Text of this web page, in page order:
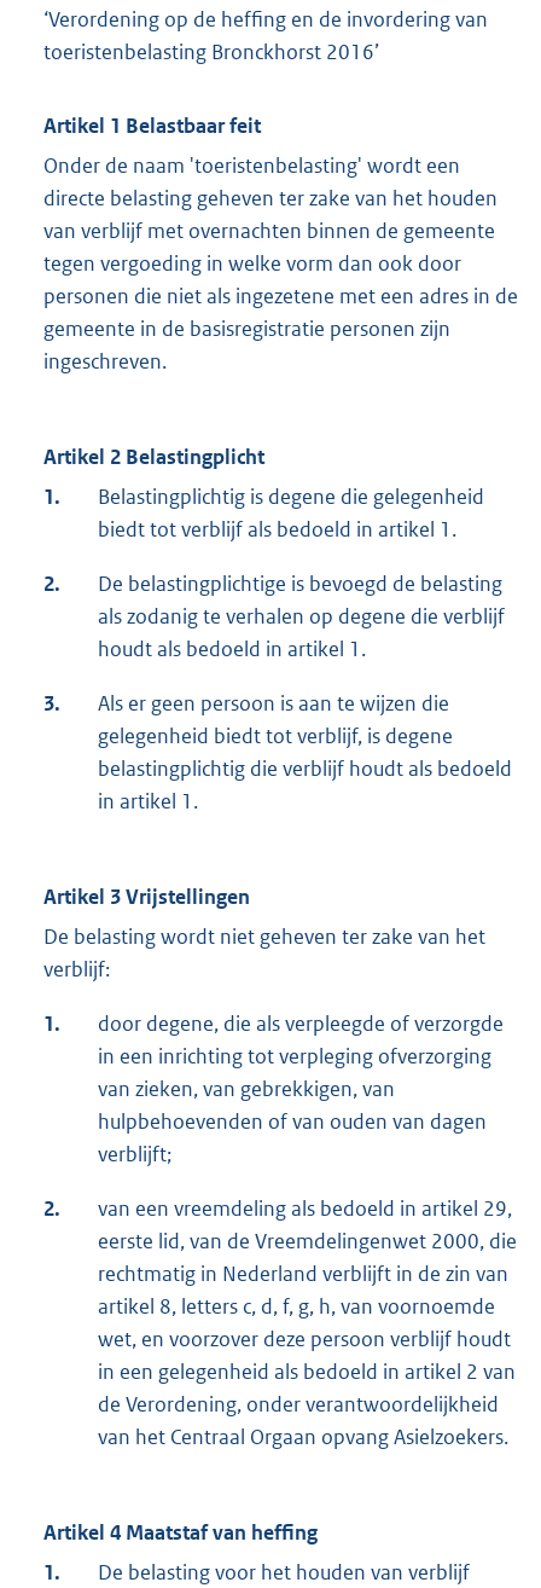
‘Verordening op de heffing en de invordering van
toeristenbelasting Bronckhorst 2016’
Artikel 1 Belastbaar feit
Onder de naam 'toeristenbelasting' wordt een
directe belasting geheven ter zake van het houden
van verblijf met overnachten binnen de gemeente
tegen vergoeding in welke vorm dan ook door
personen die niet als ingezetene met een adres in de
gemeente in de basisregistratie personen zijn
ingeschreven.
Artikel 2 Belastingplicht
1.
Belastingplichtig is degene die gelegenheid
biedt tot verblijf als bedoeld in artikel 1.
2.
De belastingplichtige is bevoegd de belasting
als zodanig te verhalen op degene die verblijf
houdt als bedoeld in artikel 1.
3.
Als er geen persoon is aan te wijzen die
gelegenheid biedt tot verblijf, is degene
belastingplichtig die verblijf houdt als bedoeld
in artikel 1.
Artikel 3 Vrijstellingen
De belasting wordt niet geheven ter zake van het
verblijf:
1.
door degene, die als verpleegde of verzorgde
in een inrichting tot verpleging ofverzorging
van zieken, van gebrekkigen, van
hulpbehoevenden of van ouden van dagen
verblijft;
2.
van een vreemdeling als bedoeld in artikel 29,
eerste lid, van de Vreemdelingenwet 2000, die
rechtmatig in Nederland verblijft in de zin van
artikel 8, letters c, d, f, g, h, van voornoemde
wet, en voorzover deze persoon verblijf houdt
in een gelegenheid als bedoeld in artikel 2 van
de Verordening, onder verantwoordelijkheid
van het Centraal Orgaan opvang Asielzoekers.
Artikel 4 Maatstaf van heffing
1.
De belasting voor het houden van verblijf